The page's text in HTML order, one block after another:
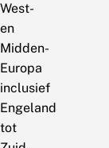
West-
en
Midden-
Europa
inclusief
Engeland
tot